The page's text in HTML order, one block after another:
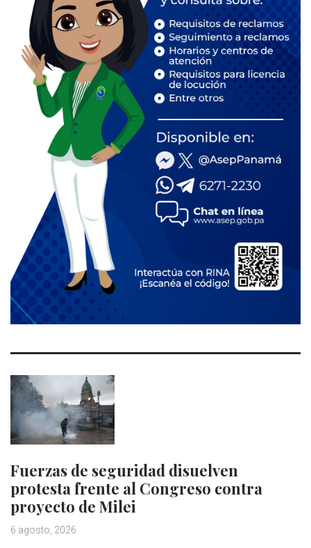
Fuerzas de seguridad disuelven
protesta frente al Congreso contra
proyecto de Milei
6 agosto, 2026